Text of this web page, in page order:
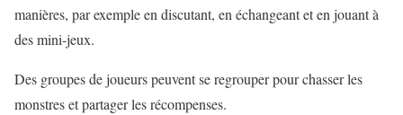
manières, par exemple en discutant, en échangeant et en jouant à
des mini-jeux.
Des groupes de joueurs peuvent se regrouper pour chasser les
monstres et partager les récompenses.